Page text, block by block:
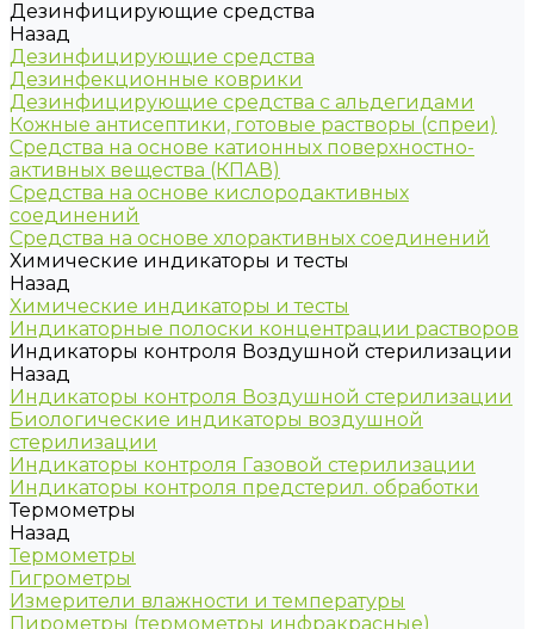
Дезинфицирующие средства
Назад
Дезинфицирующие средства
Дезинфекционные коврики
Дезинфицирующие средства с альдегидами
Кожные антисептики, готовые растворы (спреи)
Средства на основе катионных поверхностно-
активных вещества (КПАВ)
Средства на основе кислородактивных
соединений
Средства на основе хлорактивных соединений
Химические индикаторы и тесты
Назад
Химические индикаторы и тесты
Индикаторные полоски концентрации растворов
Индикаторы контроля Воздушной стерилизации
Назад
Индикаторы контроля Воздушной стерилизации
Биологические индикаторы воздушной
стерилизации
Индикаторы контроля Газовой стерилизации
Индикаторы контроля предстерил. обработки
Термометры
Назад
Термометры
Гигрометры
Измерители влажности и температуры
Пирометры (термометры инфракрасные)